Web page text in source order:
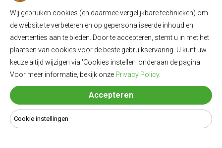
KLANTENSERVICE
Klantenservice
Contact
Retour & ruilen
Garantie
Klachtenregeling
Wij gebruiken cookies (en daarmee vergelijkbare technieken) om
de website te verbeteren en op gepersonaliseerde inhoud en
advertenties aan te bieden. Door te accepteren, stemt u in met het
plaatsen van cookies voor de beste gebruikservaring. U kunt uw
keuze altijd wijzigen via 'Cookies instellen' onderaan de pagina.
Voor meer informatie, bekijk onze Privacy Policy.
Accepteren
Cookie instellingen